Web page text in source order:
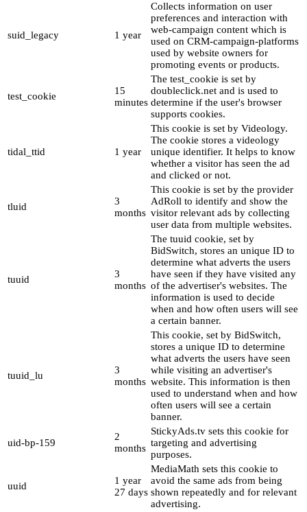
suid_legacy 1 year
Collects information on user
preferences and interaction with
web-campaign content which is
used on CRM-campaign-platforms
used by website owners for
promoting events or products.
test_cookie
15
minutes
The test_cookie is set by
doubleclick.net and is used to
determine if the user's browser
supports cookies.
tidal_ttid 1 year
This cookie is set by Videology.
The cookie stores a videology
unique identifier. It helps to know
whether a visitor has seen the ad
and clicked or not.
tluid
3
months
This cookie is set by the provider
AdRoll to identify and show the
visitor relevant ads by collecting
user data from multiple websites.
tuuid
3
months
The tuuid cookie, set by
BidSwitch, stores an unique ID to
determine what adverts the users
have seen if they have visited any
of the advertiser's websites. The
information is used to decide
when and how often users will see
a certain banner.
tuuid_lu
3
months
This cookie, set by BidSwitch,
stores a unique ID to determine
what adverts the users have seen
while visiting an advertiser's
website. This information is then
used to understand when and how
often users will see a certain
banner.
uid-bp-159
2
months
StickyAds.tv sets this cookie for
targeting and advertising
purposes.
uuid
1 year
27 days
MediaMath sets this cookie to
avoid the same ads from being
shown repeatedly and for relevant
advertising.